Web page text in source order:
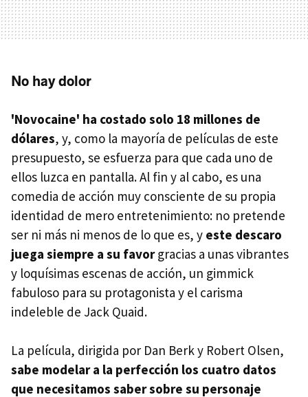
No hay dolor
'Novocaine' ha costado solo 18 millones de
dólares, y, como la mayoría de películas de este
presupuesto, se esfuerza para que cada uno de
ellos luzca en pantalla. Al fin y al cabo, es una
comedia de acción muy consciente de su propia
identidad de mero entretenimiento: no pretende
ser ni más ni menos de lo que es, y este descaro
juega siempre a su favorgracias a unas vibrantes
y loquísimas escenas de acción, un gimmick
fabuloso para su protagonista y el carisma
indeleble de Jack Quaid.
La película, dirigida por Dan Berk y Robert Olsen,
sabe modelar a la perfección los cuatro datos
que necesitamos saber sobre su personaje